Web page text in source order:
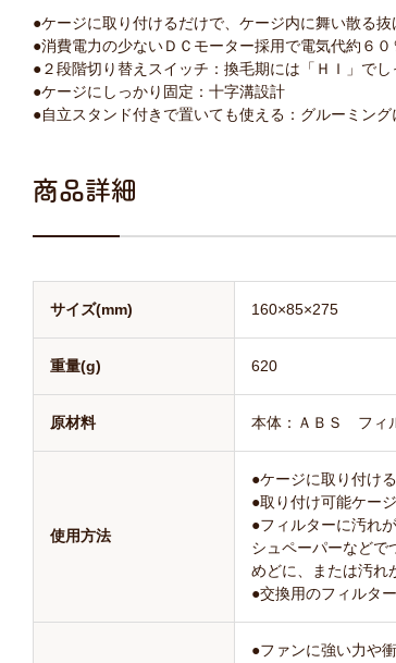
●ケージに取り付けるだけで、ケージ内に舞い散る
●消費電力の少ないＤＣモーター採用で電気代約６
●２段階切り替えスイッチ：換毛期には「ＨＩ」で
●ケージにしっかり固定：十字溝設計
●自立スタンド付きで置いても使える：グルーミング
商品詳細
サイズ(mm) 160×85×275
重量(g) 620
原材料 本体：ＡＢＳ フィ
使用方法
●ケージに取り付け
●取り付け可能ケー
●フィルターに汚れ
シュペーパーなどで
めどに、または汚れ
●交換用のフィルタ
●ファンに強い力や